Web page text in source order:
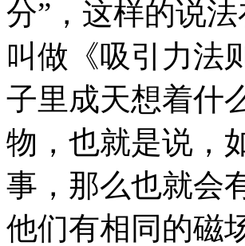
分”，这样的说
叫做《吸引力法
子里成天想着什
物，也就是说，
事，那么也就会
他们有相同的磁